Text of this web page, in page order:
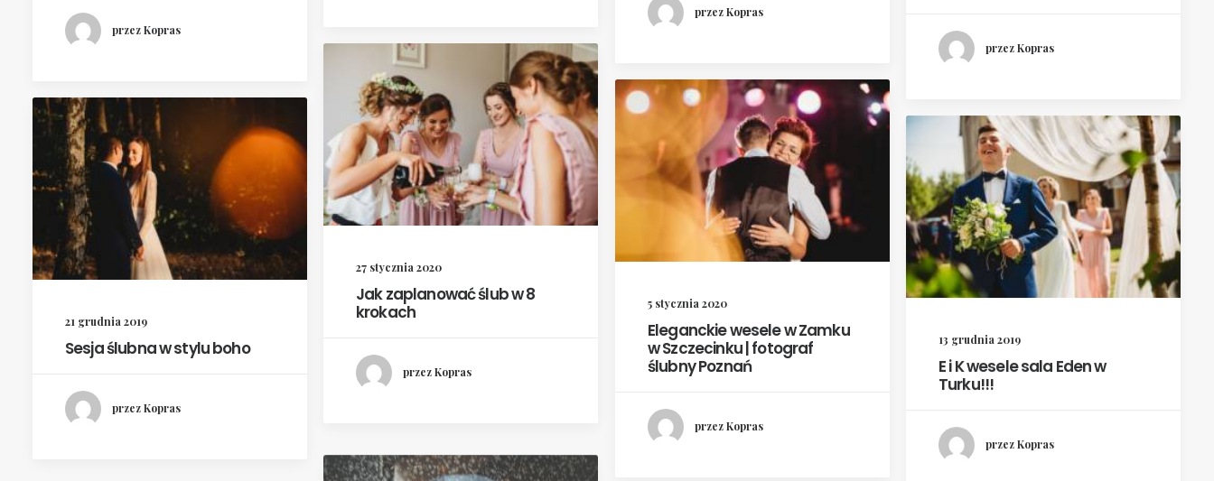
przez Kopras
przez Kopras
przez Kopras
27 stycznia 2020
Jak zaplanować ślub w 8
krokach
przez Kopras
5 stycznia 2020
Eleganckie wesele w Zamku
w Szczecinku | fotograf
ślubny Poznań
przez Kopras
21 grudnia 2019
Sesja ślubna w stylu boho
przez Kopras
13 grudnia 2019
E i K wesele sala Eden w
Turku!!!
przez Kopras